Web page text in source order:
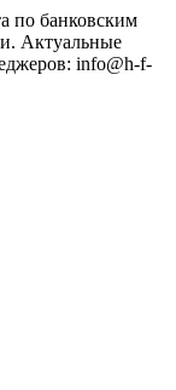
по банковским
Актуальные
info@h-f-